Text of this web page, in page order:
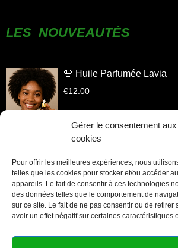
Gérer le consentement aux
cookies
Pour offrir les meilleures expériences, nous
telles que les cookies pour stocker et/ou accéder
appareils. Le fait de consentir à ces technologies
des données telles que le comportement de
sur ce site. Le fait de ne pas consentir ou de retirer
avoir un effet négatif sur certaines caractéristiques
LES NOUVEAUTÉS
🌸 Huile Parfumée Lavia
€12.00
Huile Parfumée Aliyah
€12.00